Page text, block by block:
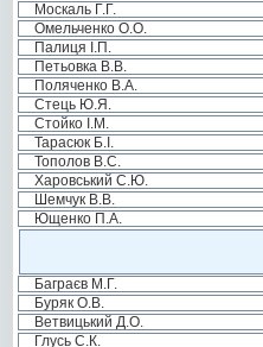
Москаль Г.Г.
Омельченко О.О.
Палиця І.П.
Петьовка В.В.
Поляченко В.А.
Стець Ю.Я.
Стойко І.М.
Тарасюк Б.І.
Тополов В.С.
Харовський С.Ю.
Шемчук В.В.
Ющенко П.А.
Баграєв М.Г.
Буряк О.В.
Ветвицький Д.О.
Глусь С.К.